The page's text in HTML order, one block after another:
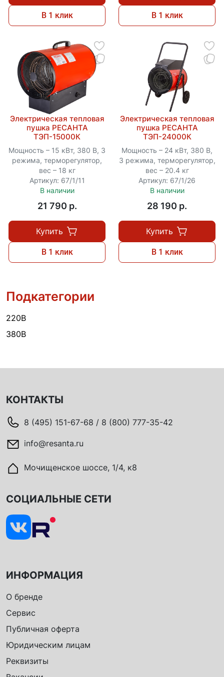
В 1 клик В 1 клик
Электрическая тепловая
пушка РЕСАНТА
ТЭП-15000К
Мощность – 15 кВт, 380 В, 3
режима, терморегулятор,
вес – 18 кг
Артикул: 67/1/11
В наличии
21 790 p.
Купить
В 1 клик
Электрическая тепловая
пушка РЕСАНТА
ТЭП-24000К
Мощность – 24 кВт, 380 В,
3 режима, терморегулятор,
вес – 20.4 кг
Артикул: 67/1/26
В наличии
28 190 p.
Купить
В 1 клик
Подкатегории
220В
380В
КОНТАКТЫ
8 (495) 151-67-68 / 8 (800) 777-35-42
info@resanta.ru
Мочищенское шоссе, 1/4, к8
ИНФОРМАЦИЯ
О бренде
Сервис
Публичная оферта
Юридическим лицам
Реквизиты
СОЦИАЛЬНЫЕ СЕТИ